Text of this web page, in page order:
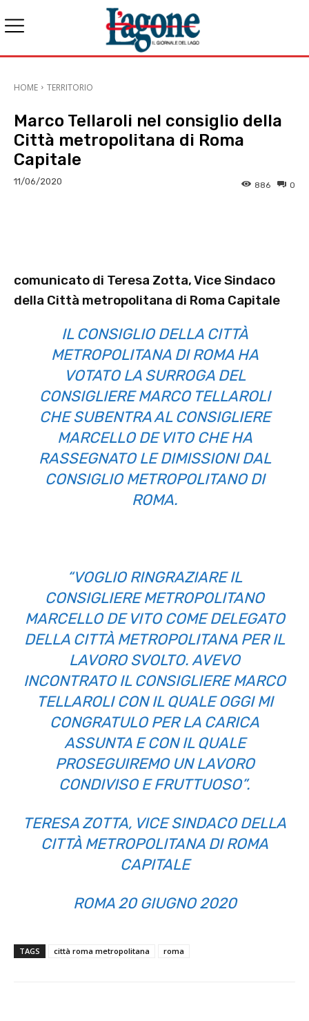
HOME TERRITORIO
Marco Tellaroli nel consiglio della
Città metropolitana di Roma
Capitale
11/06/2020 0
886
comunicato di Teresa Zotta, Vice Sindaco
della Città metropolitana di Roma Capitale
IL CONSIGLIO DELLA CITTÀ
METROPOLITANA DI ROMA HA
VOTATO LA SURROGA DEL
CONSIGLIERE MARCO TELLAROLI
CHE SUBENTRA AL CONSIGLIERE
MARCELLO DE VITO CHE HA
RASSEGNATO LE DIMISSIONI DAL
CONSIGLIO METROPOLITANO DI
ROMA.
“VOGLIO RINGRAZIARE IL
CONSIGLIERE METROPOLITANO
MARCELLO DE VITO COME DELEGATO
DELLA CITTÀ METROPOLITANA PER IL
LAVORO SVOLTO. AVEVO
INCONTRATO IL CONSIGLIERE MARCO
TELLAROLI CON IL QUALE OGGI MI
CONGRATULO PER LA CARICA
ASSUNTA E CON IL QUALE
PROSEGUIREMO UN LAVORO
CONDIVISO E FRUTTUOSO”.
TERESA ZOTTA, VICE SINDACO DELLA
CITTÀ METROPOLITANA DI ROMA
CAPITALE
ROMA 20 GIUGNO 2020
TAGS città roma metropolitana roma